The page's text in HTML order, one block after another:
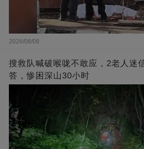
2026/08/08
搜救队喊破喉咙不敢应，2老人迷
答，惨困深山30小时